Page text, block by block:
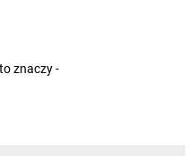
znaczy -